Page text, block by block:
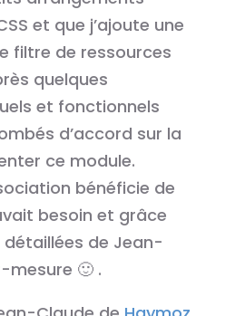
et que j’ajoute une
filtre de ressources
quelques
et fonctionnels
d’accord sur la
ce module.
bénéficie de
besoin et grâce
de Jean-
mesure 🙂 .